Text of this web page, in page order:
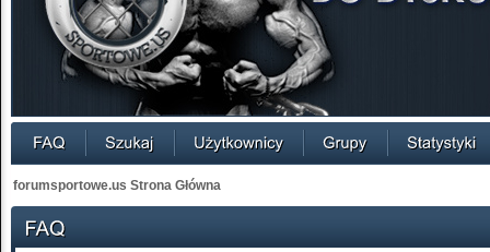
forumsportowe.us Strona Główna